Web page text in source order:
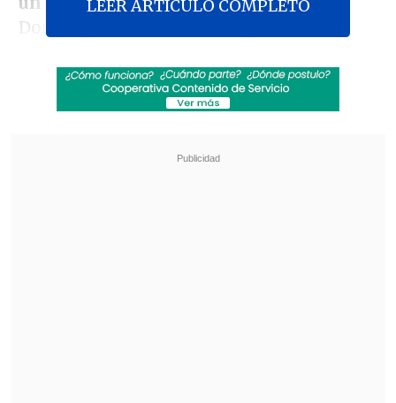
Domínguez conectó un impecable
en el global) de Lanús en el alargue (118')
[VIDEO] Jugador de Coritiba cayó directo al
LEER ARTICULO COMPLETO